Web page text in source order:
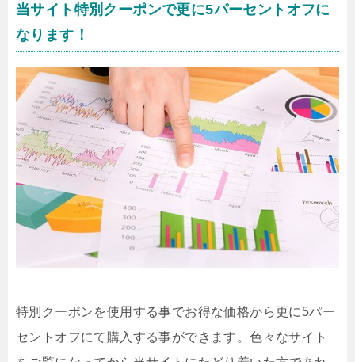
当サイト特別クーポンで更に5パーセントオフに
なります！
特別クーポンを使用する事でお得な価格から更に5パー
セントオフにて購入する事ができます。色々なサイト